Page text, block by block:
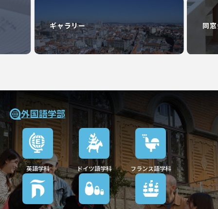
同窓会 研
外国語学部
英語学科 ドイツ語学科 フランス語学科